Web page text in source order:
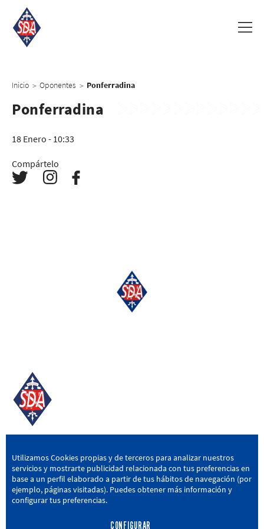
Inicio > Oponentes > Ponferradina
Ponferradina
18 Enero - 10:33
Compártelo
SD AMOREBIETA
San Miguel Kalea, 16, 48340 Amorebieta, Bizkaia
946 604 751 | sda@sdamorebieta.eus
Utilizamos Cookies propias y de terceros para analizar nuestros
servicios y mostrarte publicidad relacionada con tus preferencias en
base a un perfil elaborado a partir de tus hábitos de navegación (por
ejemplo, páginas visitadas). Puedes obtener más información y
configurar tus preferencias.
CONFIGURAR